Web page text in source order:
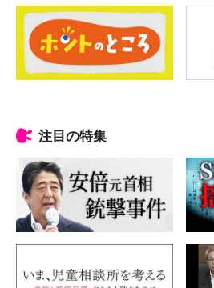
注目の特集